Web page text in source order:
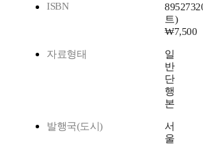
ISBN
트)
₩7,500
자료형태
일
반
단
행
본
발행국(도시)
서
울